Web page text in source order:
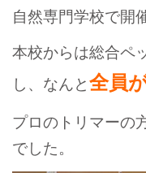
自然専門学校で開
本校からは総合ペ
し、なんと全員
プロのトリマーの
でした。